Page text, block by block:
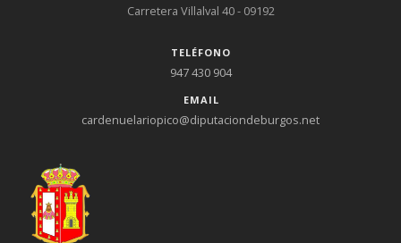
Carretera Villalval 40 - 09192
TELÉFONO
947 430 904
EMAIL
cardenuelariopico@diputaciondeburgos.net